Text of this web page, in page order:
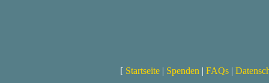
[ Startseite | Spenden | FAQs |